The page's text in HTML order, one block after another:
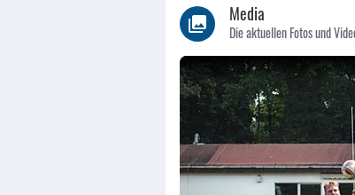
Media
Die aktuellen Fotos und